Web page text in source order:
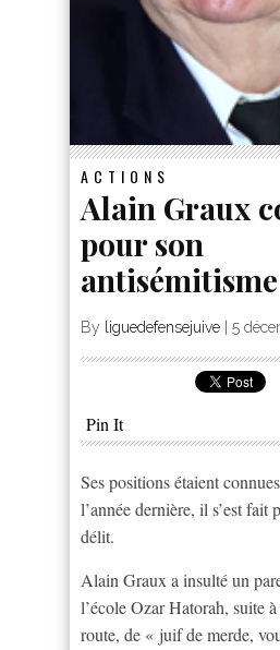
ACTIONS
Alain Graux
pour son
antisémitisme
By liguedefensejuive | 5
Pin It
Ses positions étaient
l’année dernière, il s’est fait
délit.
Alain Graux a insulté un
l’école Ozar Hatorah, suite
route, de « juif de merde,